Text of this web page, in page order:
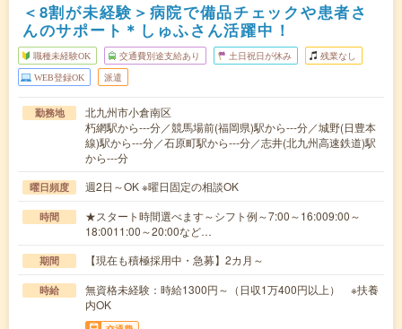
＜8割が未経験＞病院で備品チェックや患者さ
んのサポート＊しゅふさん活躍中！
職種未経験OK 交通費別途支給あり 土日祝日が休み 残業なし
WEB登録OK 派遣
勤務地
北九州市小倉南区
朽網駅から---分／競馬場前(福岡県)駅から---分／城野(日豊本
線)駅から---分／石原町駅から---分／志井(北九州高速鉄道)駅
から---分
曜日頻度 週2日～OK ※曜日固定の相談OK
時間
★スタート時間選べます～シフト例～7:00～16:009:00～
18:0011:00～20:00など…
期間 【現在も積極採用中・急募】2カ月～
時給
無資格未経験：時給1300円～（日収1万400円以上） ※扶養
内OK